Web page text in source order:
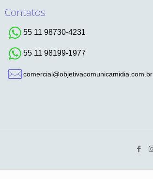
Contatos
55 11 98730-4231
55 11 98199-1977
comercial@objetivacomunicamidia.com.br